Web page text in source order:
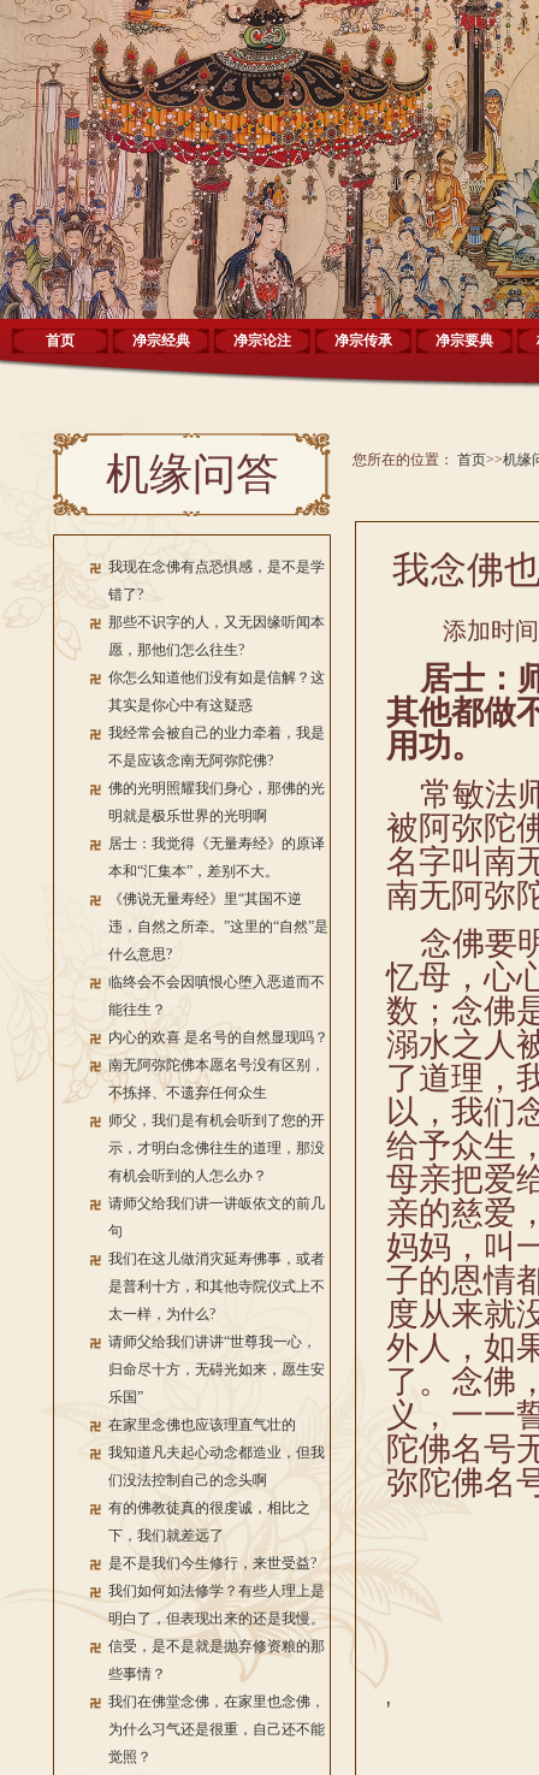
首页 净宗经典 净宗论注 净宗传承 净宗要典
机缘问答
我现在念佛有点恐惧感，是不是学
错了?
那些不识字的人，又无因缘听闻本
愿，那他们怎么往生?
你怎么知道他们没有如是信解？这
其实是你心中有这疑惑
我经常会被自己的业力牵着，我是
不是应该念南无阿弥陀佛?
佛的光明照耀我们身心，那佛的光
明就是极乐世界的光明啊
居士：我觉得《无量寿经》的原译
本和“汇集本”，差别不大。
《佛说无量寿经》里“其国不逆
违，自然之所牵。”这里的“自然”是
什么意思?
临终会不会因嗔恨心堕入恶道而不
能往生？
内心的欢喜 是名号的自然显现吗？
南无阿弥陀佛本愿名号没有区别，
不拣择、不遗弃任何众生
师父，我们是有机会听到了您的开
示，才明白念佛往生的道理，那没
有机会听到的人怎么办？
请师父给我们讲一讲皈依文的前几
句
我们在这儿做消灾延寿佛事，或者
是普利十方，和其他寺院仪式上不
太一样，为什么?
请师父给我们讲讲“世尊我一心，
归命尽十方，无碍光如来，愿生安
乐国”
在家里念佛也应该理直气壮的
我知道凡夫起心动念都造业，但我
们没法控制自己的念头啊
有的佛教徒真的很虔诚，相比之
下，我们就差远了
是不是我们今生修行，来世受益?
我们如何如法修学？有些人理上是
明白了，但表现出来的还是我慢。
信受，是不是就是抛弃修资粮的那
些事情？
我们在佛堂念佛，在家里也念佛，
为什么习气还是很重，自己还不能
觉照？
您所在的位置： 首页>>机缘
我念佛
添加时
居士：
其他都做
用功。
常敏法
被阿弥陀
名字叫南
南无阿弥
念佛要
忆母，心
数；念佛
溺水之人
了道理，
以，我们
给予众生
母亲把爱
亲的慈爱
妈妈，叫
子的恩情
度从来就
外人，如
了。念佛
义，一一
陀佛名号
弥陀佛名
'